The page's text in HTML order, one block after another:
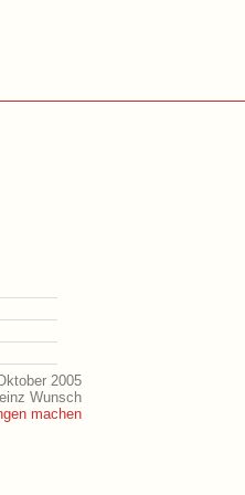
2005
Wunsch